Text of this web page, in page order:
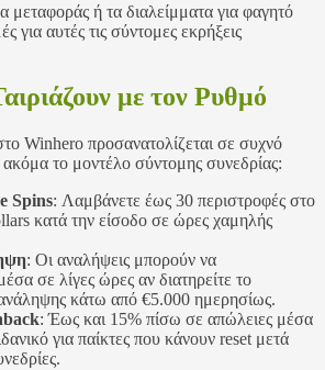
ή τα διαλείμματα για φαγητό
για αυτές τις σύντομες εκρήξεις
με τον Ρυθμό
Winhero προσανατολίζεται σε συχνό
ακόμα το μοντέλο σύντομης συνεδρίας:
Spins: Λαμβάνετε έως 30 περιστροφές στο
κατά την είσοδο σε ώρες χαμηλής
: Οι αναλήψεις μπορούν να
σε λίγες ώρες αν διατηρείτε το
κάτω από €5.000 ημερησίως.
: Έως και 15% πίσω σε απώλειες μέσα
για παίκτες που κάνουν reset μετά